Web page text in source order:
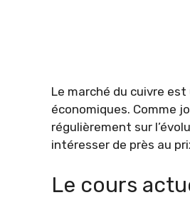
Le marché du cuivre
économiques. Comme
régulièrement sur
intéresser de près au
Le cours